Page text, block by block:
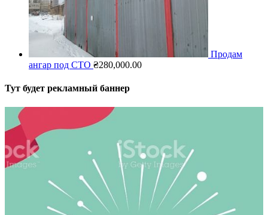
Продам
ангар под СТО ₴280,000.00
Тут будет рекламный баннер